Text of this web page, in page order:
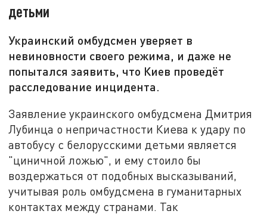
детьми
Украинский омбудсмен уверяет в
невиновности своего режима, и даже не
попытался заявить, что Киев проведёт
расследование инцидента.
Заявление украинского омбудсмена Дмитрия
Лубинца о непричастности Киева к удару по
автобусу с белорусскими детьми является
"циничной ложью", и ему стоило бы
воздержаться от подобных высказываний,
учитывая роль омбудсмена в гуманитарных
контактах между странами. Так